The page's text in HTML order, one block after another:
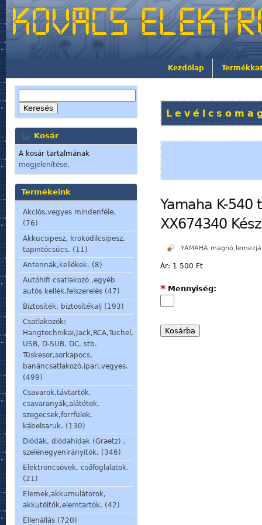
Kezdőlap
Kosár
A kosár tartalmának
megjelenítése.
Termékeink
Akciós,vegyes mindenféle.
(76)
Akkucsipesz, krokodilcsipesz,
tapintócsúcs. (11)
Antennák,kellékek. (8)
Autóhifi csatlakozó ,egyéb
autós kellék,felszerelés (47)
Biztosíték, biztosítékalj (193)
Csatlakozók:
Hangtechnikai,Jack,RCA,Tuchel,
USB, D-SUB, DC, stb.
Tüskesor,sorkapocs,
banáncsatlakozó,ipari,vegyes.
(499)
Csavarok,távtartók,
csavaranyák,alátétek,
szegecsek,forrfülek,
kábelsaruk. (130)
Diódák, diódahidak (Graetz) ,
szelénegyenirányítók. (346)
Elektroncsövek, csőfoglalatok.
(21)
Elemek,akkumulátorok,
akkutöltők,elemtartók. (42)
Ellenállás (720)
Yamaha K-540
XX674340
YAMAHA
Ár: 1 500 Ft
Mennyiség:
*